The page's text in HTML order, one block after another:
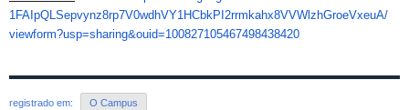
1FAIpQLSepvynz8rp7V0wdhVY1HCbkPI2rrmkahx8VVWlzhGroeVxeuA/
viewform?usp=sharing&ouid=100827105467498438420
registrado em: O Campus